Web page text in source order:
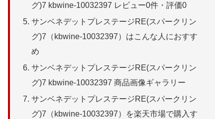
グ)7 kbwine-10032397 レビュー0件・評価0
サンベネデットプレステージRE(スパークリン
グ)7（kbwine-10032397）はこんな人におすす
め
サンベネデットプレステージRE(スパークリン
グ)7 kbwine-10032397 商品画像ギャラリー
サンベネデットプレステージRE(スパークリン
グ)7（kbwine-10032397）を楽天市場で購入す